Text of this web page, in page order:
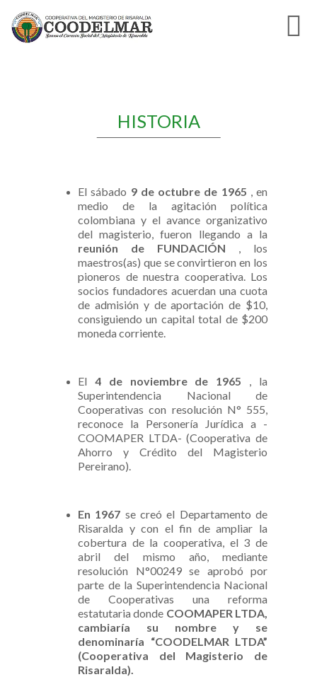
HISTORIA
El sábado 9 de octubre de 1965 , en
medio de la agitación política
colombiana y el avance organizativo
del magisterio, fueron llegando a la
reunión de FUNDACIÓN , los
maestros(as) que se convirtieron en los
pioneros de nuestra cooperativa. Los
socios fundadores acuerdan una cuota
de admisión y de aportación de $10,
consiguiendo un capital total de $200
moneda corriente.
El 4 de noviembre de 1965 , la
Superintendencia Nacional de
Cooperativas con resolución N° 555,
reconoce la Personería Jurídica a -
COOMAPER LTDA- (Cooperativa de
Ahorro y Crédito del Magisterio
Pereirano).
En 1967 se creó el Departamento de
Risaralda y con el fin de ampliar la
cobertura de la cooperativa, el 3 de
abril del mismo año, mediante
resolución N°00249 se aprobó por
parte de la Superintendencia Nacional
de Cooperativas una reforma
estatutaria donde COOMAPER LTDA,
cambiaría su nombre y
se
denominaría “COODELMAR LTDA”
(Cooperativa del Magisterio de
Risaralda).